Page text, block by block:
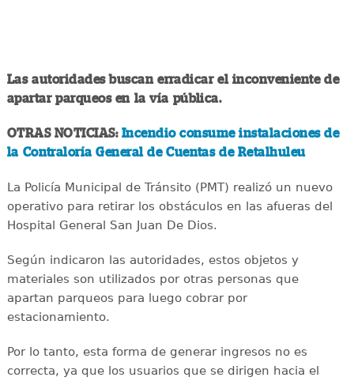
Las autoridades buscan erradicar el inconveniente de
apartar parqueos en la vía pública.
OTRAS NOTICIAS: Incendio consume instalaciones de
la Contraloría General de Cuentas de Retalhuleu
La Policía Municipal de Tránsito (PMT) realizó un nuevo
operativo para retirar los obstáculos en las afueras del
Hospital General San Juan De Dios.
Según indicaron las autoridades, estos objetos y
materiales son utilizados por otras personas que
apartan parqueos para luego cobrar por
estacionamiento.
Por lo tanto, esta forma de generar ingresos no es
correcta, ya que los usuarios que se dirigen hacia el